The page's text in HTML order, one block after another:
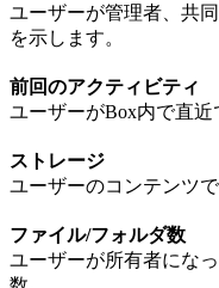
ユーザーが管理者、共
を示します。
前回のアクティビティ
ユーザーがBox内で直近
ストレージ
ユーザーのコンテンツ
ファイル/フォルダ数
ユーザーが所有者にな